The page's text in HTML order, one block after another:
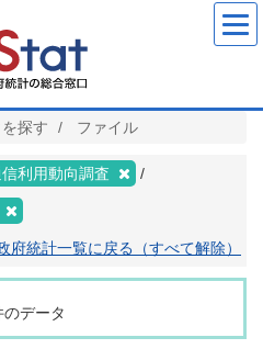
探す ファイル
利用動向調査
府統計一覧に戻る（すべて解除）
のデータ